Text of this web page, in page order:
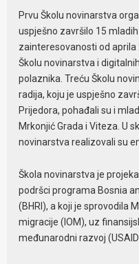
Prvu Školu novinarstva
uspješno završilo 15
zainteresovanosti od
Školu novinarstva i
polaznika. Treću Školu
radija, koju je uspješno
Prijedora, pohađali su i
Mrkonjić Grada i Viteza. U
novinarstva realizovali su
Škola novinarstva je
podršci programa Bosnia
(BHRI), a koji je sprovodila
migracije (IOM), uz
međunarodni razvoj